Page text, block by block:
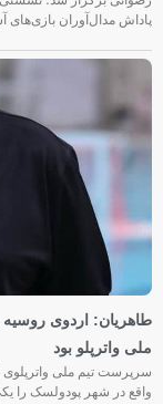
پاداش مدال‌آوران بازی‌های
طاهریان: اردوی روسیه
ملی واترپلو بود
سرپرست تیم ملی واترپلوی
واقع در شهر پودولسک را